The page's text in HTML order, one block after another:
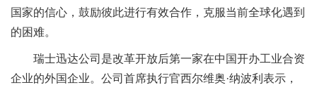
国家的信心，鼓励彼此进行有效合作，克服当前全球化遇到
的困难。
瑞士迅达公司是改革开放后第一家在中国开办工业合资
企业的外国企业。公司首席执行官西尔维奥·纳波利表示，